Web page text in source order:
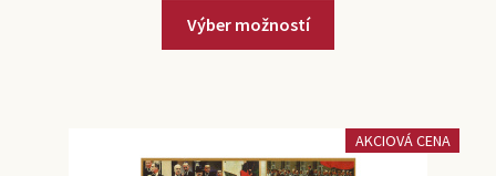
Výber možností
AKCIOVÁ CENA